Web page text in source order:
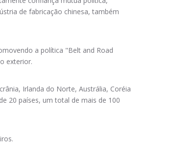
de fabricação chinesa, também
a política "Belt and Road
exterior.
Irlanda do Norte, Austrália, Coréia
20 países, um total de mais de 100